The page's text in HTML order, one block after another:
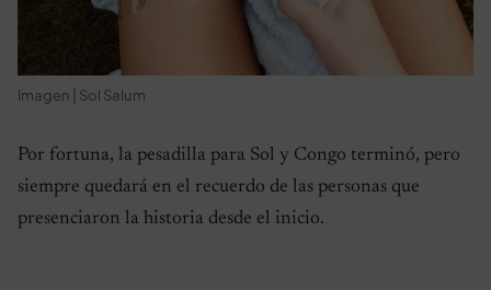
Imagen | Sol Salum
Por fortuna, la pesadilla para Sol y Congo terminó, pero
siempre quedará en el recuerdo de las personas que
presenciaron la historia desde el inicio.